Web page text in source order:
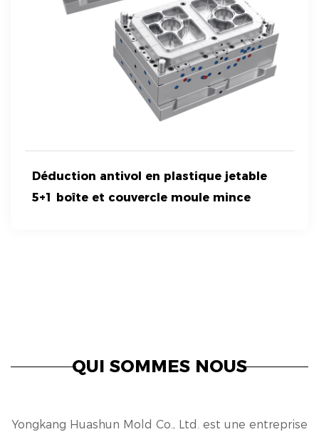
Déduction antivol en plastique jetable
5+1 boîte et couvercle moule mince
QUI SOMMES NOUS
Yongkang Huashun Mold Co., Ltd. est une entreprise